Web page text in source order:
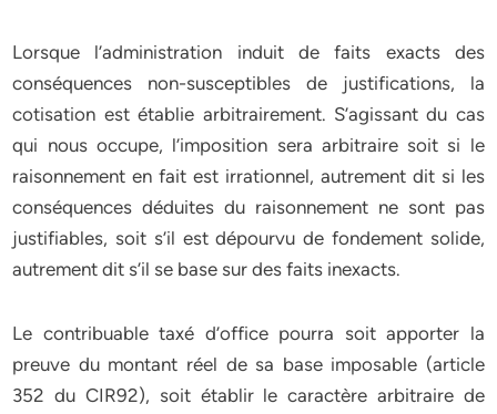
Lorsque l’administration induit de faits exacts des
conséquences non-susceptibles de justifications, la
cotisation est établie arbitrairement. S’agissant du cas
qui nous occupe, l’imposition sera arbitraire soit si le
raisonnement en fait est irrationnel, autrement dit si les
conséquences déduites du raisonnement ne sont pas
justifiables, soit s’il est dépourvu de fondement solide,
autrement dit s’il se base sur des faits inexacts.
Le contribuable taxé d’office pourra soit apporter la
preuve du montant réel de sa base imposable (article
352 du CIR92), soit établir le caractère arbitraire de